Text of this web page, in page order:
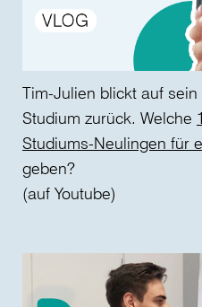
Tim-Julien blickt auf
Studium zurück. Welche
Studiums-Neulingen für
geben?
(auf Youtube)